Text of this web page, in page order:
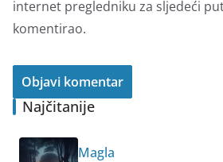
internet pregledniku za sljedeći
komentirao.
Najčitanije
Magla